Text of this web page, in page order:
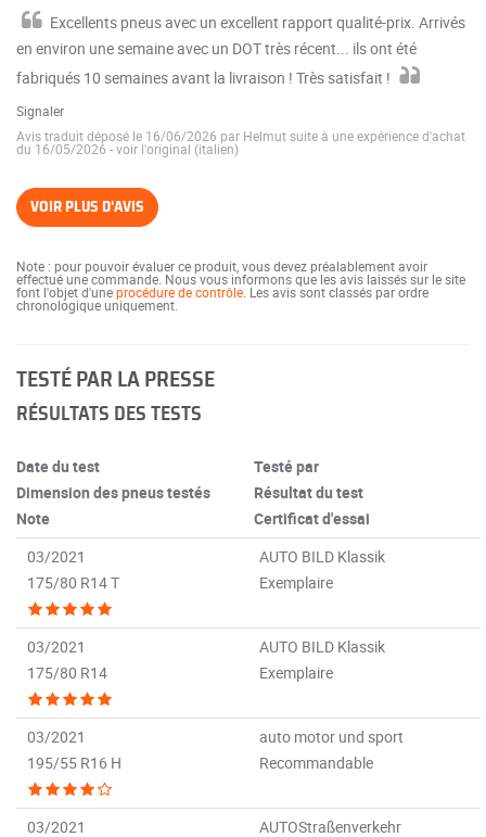
Excellents pneus avec un excellent rapport qualité-prix. Arrivés
en environ une semaine avec un DOT très récent... ils ont été
fabriqués 10 semaines avant la livraison ! Très satisfait !
Signaler
Avis traduit déposé le 16/06/2026 par Helmut suite à une expérience d'achat
du 16/05/2026 -voir l'original (italien)
VOIR PLUS D'AVIS
Note : pour pouvoir évaluer ce produit, vous devez préalablement avoir
effectué une commande. Nous vous informons que les avis laissés sur le site
font l'objet d'uneprocédure de contrôle . Les avis sont classés par ordre
chronologique uniquement.
TESTÉ PAR LA PRESSE
RÉSULTATS DES TESTS
Date du test
Testé par
Dimension des pneus testés
Résultat du test
Note
Certificat d'essai
03/2021
AUTO BILD Klassik
175/80 R14 T
Exemplaire
03/2021
AUTO BILD Klassik
175/80 R14
Exemplaire
03/2021
auto motor und sport
195/55 R16 H
Recommandable
03/2021 AUTOStraßenverkehr